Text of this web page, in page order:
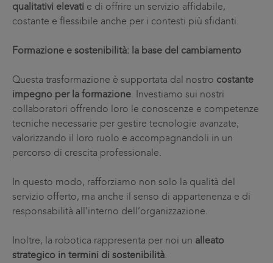
qualitativi elevati e di offrire un servizio affidabile,
costante e flessibile anche per i contesti più sfidanti.
Formazione e sostenibilità: la base del cambiamento
Questa trasformazione è supportata dal nostro costante
impegno per la formazione. Investiamo sui nostri
collaboratori offrendo loro le conoscenze e competenze
tecniche necessarie per gestire tecnologie avanzate,
valorizzando il loro ruolo e accompagnandoli in un
percorso di crescita professionale.
In questo modo, rafforziamo non solo la qualità del
servizio offerto, ma anche il senso di appartenenza e di
responsabilità all’interno dell’organizzazione.
Inoltre, la robotica rappresenta per noi un alleato
strategico in termini di sostenibilità.